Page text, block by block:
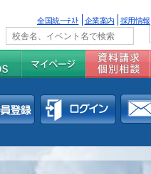
全国統一ﾃｽﾄ 企業案内 採用情報